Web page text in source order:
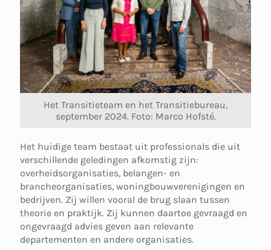
Het Transitieteam en het Transitiebureau,
september 2024. Foto: Marco Hofsté.
Het huidige team bestaat uit professionals die uit
verschillende geledingen afkomstig zijn:
overheidsorganisaties, belangen- en
brancheorganisaties, woningbouwverenigingen en
bedrijven. Zij willen vooral de brug slaan tussen
theorie en praktijk. Zij kunnen daartoe gevraagd en
ongevraagd advies geven aan relevante
departementen en andere organisaties.